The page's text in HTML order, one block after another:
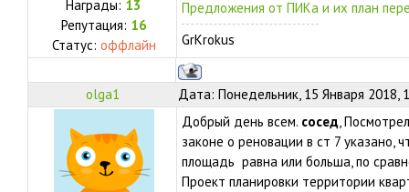
Награды: 13
Репутация: 16
Статус: оффлайн
Предложения от ПИКа и их план
GrKrokus
olga1 Дата: Понедельник, 15 Января 2018,
Добрый день всем. сосед,
законе о реновации в ст 7 указано,
площадь равна или больша, по
Проект планировки территории